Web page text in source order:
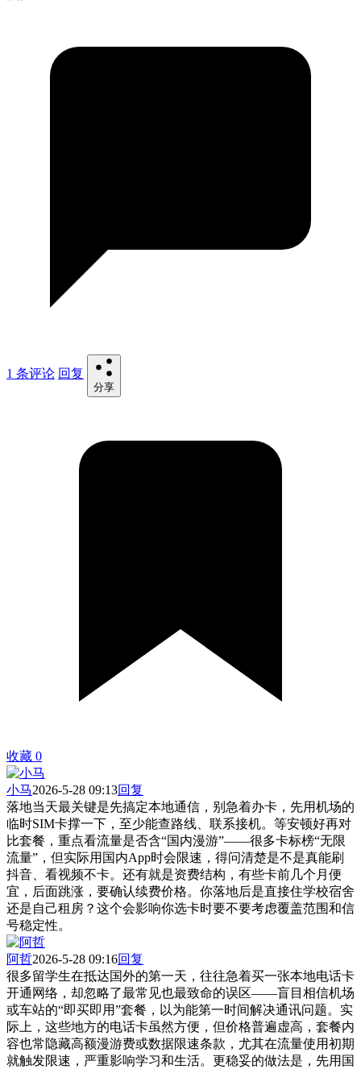
1 条评论 回复
分享
收藏 0
小马2026-5-28 09:13回复
落地当天最关键是先搞定本地通信，别急着办卡，先用机场的
临时SIM卡撑一下，至少能查路线、联系接机。等安顿好再对
比套餐，重点看流量是否含“国内漫游”——很多卡标榜“无限
流量”，但实际用国内App时会限速，得问清楚是不是真能刷
抖音、看视频不卡。还有就是资费结构，有些卡前几个月便
宜，后面跳涨，要确认续费价格。你落地后是直接住学校宿舍
还是自己租房？这个会影响你选卡时要不要考虑覆盖范围和信
号稳定性。
阿哲2026-5-28 09:16回复
很多留学生在抵达国外的第一天，往往急着买一张本地电话卡
开通网络，却忽略了最常见也最致命的误区——盲目相信机场
或车站的“即买即用”套餐，以为能第一时间解决通讯问题。实
际上，这些地方的电话卡虽然方便，但价格普遍虚高，套餐内
容也常隐藏高额漫游费或数据限速条款，尤其在流量使用初期
就触发限速，严重影响学习和生活。更稳妥的做法是，先用国